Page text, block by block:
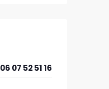
06 07 52 51 16